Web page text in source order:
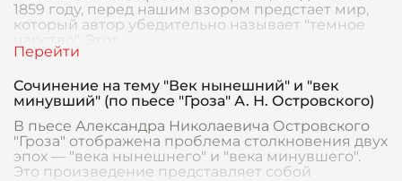
1859 году, перед нашим взором предстает мир,
который автор убедительно называет "темное
царство". Этот
Сочинение на тему "Век нынешний" и "век
минувший" (по пьесе "Гроза" А. Н. Островского)
В пьесе Александра Николаевича Островского
"Гроза" отображена проблема столкновения двух
эпох — "века нынешнего" и "века минувшего".
Это произведение представляет собой